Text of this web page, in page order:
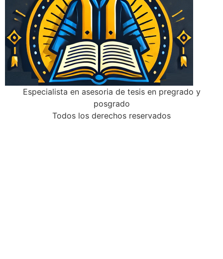
Especialista en asesoria de tesis en pregrado y
posgrado
Todos los derechos reservados